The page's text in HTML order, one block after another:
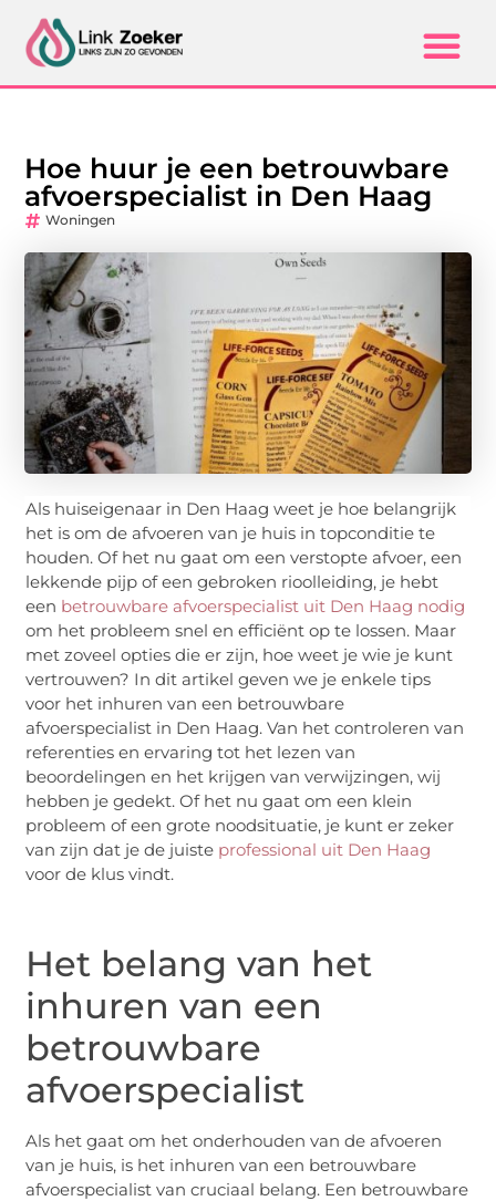
Hoe huur je een betrouwbare
afvoerspecialist in Den Haag
Woningen
Als huiseigenaar in Den Haag weet je hoe belangrijk
het is om de afvoeren van je huis in topconditie te
houden. Of het nu gaat om een verstopte afvoer, een
lekkende pijp of een gebroken rioolleiding, je hebt
een betrouwbare afvoerspecialist uit Den Haag nodig
om het probleem snel en efficiënt op te lossen. Maar
met zoveel opties die er zijn, hoe weet je wie je kunt
vertrouwen? In dit artikel geven we je enkele tips
voor het inhuren van een betrouwbare
afvoerspecialist in Den Haag. Van het controleren van
referenties en ervaring tot het lezen van
beoordelingen en het krijgen van verwijzingen, wij
hebben je gedekt. Of het nu gaat om een klein
probleem of een grote noodsituatie, je kunt er zeker
van zijn dat je de juiste professional uit Den Haag
voor de klus vindt.
Het belang van het
inhuren van een
betrouwbare
afvoerspecialist
Als het gaat om het onderhouden van de afvoeren
van je huis, is het inhuren van een betrouwbare
afvoerspecialist van cruciaal belang. Een betrouwbare